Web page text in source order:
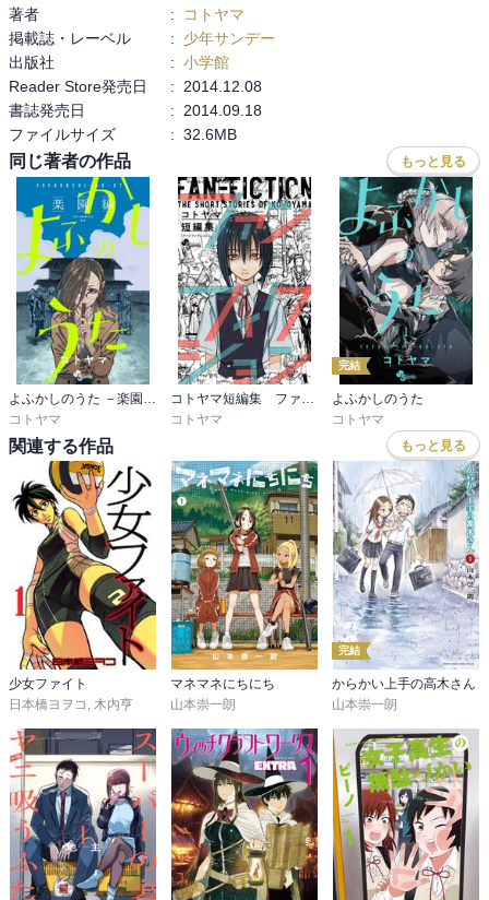
著者 :
コトヤマ
掲載誌・レーベル
:
少年サンデー
出版社
: 小学館
Reader Store発売日
:
2014.12.08
書誌発売日
:
2014.09.18
ファイルサイズ
: 32.6MB
同じ著者の作品 もっと見る
よふかしのうた －楽園編－
コトヤマ
コトヤマ短編集 ファンフィクション
コトヤマ
完結
よふかしのうた
コトヤマ
関連する作品 もっと見る
少女ファイト
日本橋ヨヲコ
木内亨
マネマネにちにち
山本崇一朗
完結
からかい上手の高木さん
山本崇一朗